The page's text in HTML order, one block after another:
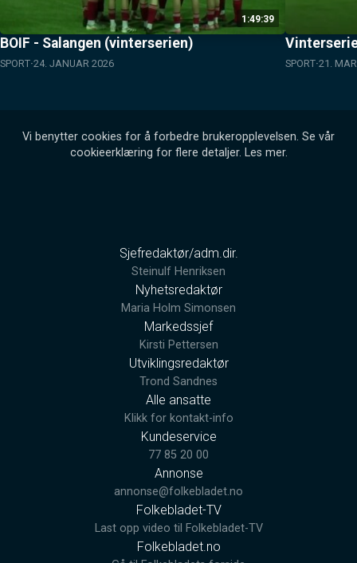
1:49:39
BOIF - Salangen (vinterserien)
SPORT 24. JANUAR 2026 SPORT 21.
Vi benytter cookies for å forbedre brukeropplevelsen. Se vår
cookieerklæring for flere detaljer. Les mer.
Sjefredaktør/adm.dir.
Steinulf Henriksen
Nyhetsredaktør
Maria Holm Simonsen
Markedssjef
Kirsti Pettersen
Utviklingsredaktør
Trond Sandnes
Alle ansatte
Klikk for kontakt-info
Kundeservice
77 85 20 00
Annonse
annonse@folkebladet.no
Folkebladet-TV
Last opp video til Folkebladet-TV
Folkebladet.no